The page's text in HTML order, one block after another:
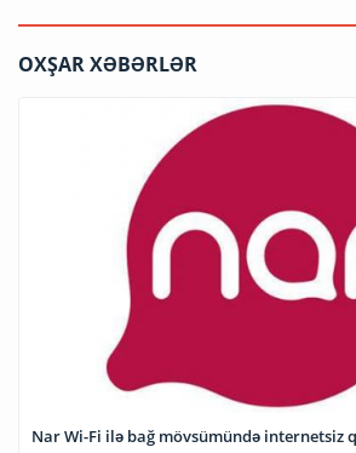
OXŞAR XƏBƏRLƏR
Nar Wi-Fi ilə bağ mövsümündə internetsiz